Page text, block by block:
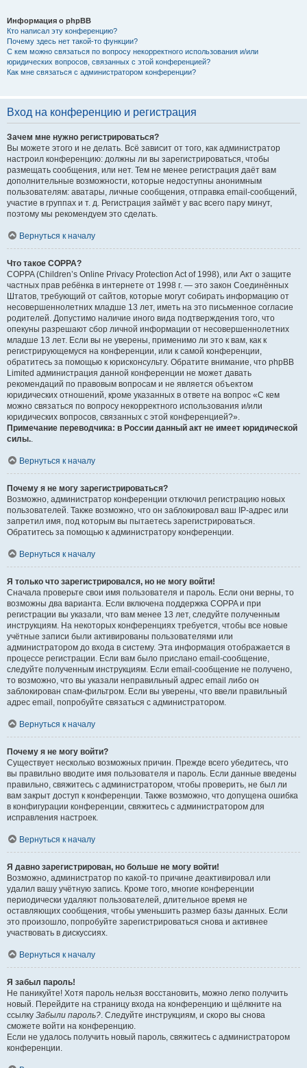
Информация о phpBB
Кто написал эту конференцию?
Почему здесь нет такой-то функции?
С кем можно связаться по вопросу некорректного использования и/или
юридических вопросов, связанных с этой конференцией?
Как мне связаться с администратором конференции?
Вход на конференцию и регистрация
Зачем мне нужно регистрироваться?
Вы можете этого и не делать. Всё зависит от того, как администратор
настроил конференцию: должны ли вы зарегистрироваться, чтобы
размещать сообщения, или нет. Тем не менее регистрация даёт вам
дополнительные возможности, которые недоступны анонимным
пользователям: аватары, личные сообщения, отправка email-сообщений,
участие в группах и т. д. Регистрация займёт у вас всего пару минут,
поэтому мы рекомендуем это сделать.
Вернуться к началу
Что такое COPPA?
COPPA (Children’s Online Privacy Protection Act of 1998), или Акт о защите
частных прав ребёнка в интернете от 1998 г. — это закон Соединённых
Штатов, требующий от сайтов, которые могут собирать информацию от
несовершеннолетних младше 13 лет, иметь на это письменное согласие
родителей. Допустимо наличие иного вида подтверждения того, что
опекуны разрешают сбор личной информации от несовершеннолетних
младше 13 лет. Если вы не уверены, применимо ли это к вам, как к
регистрирующемуся на конференции, или к самой конференции,
обратитесь за помощью к юрисконсульту. Обратите внимание, что phpBB
Limited администрация данной конференции не может давать
рекомендаций по правовым вопросам и не является объектом
юридических отношений, кроме указанных в ответе на вопрос «С кем
можно связаться по вопросу некорректного использования и/или
юридических вопросов, связанных с этой конференцией?».
Примечание переводчика: в России данный акт не имеет юридической
силы..
Вернуться к началу
Почему я не могу зарегистрироваться?
Возможно, администратор конференции отключил регистрацию новых
пользователей. Также возможно, что он заблокировал ваш IP-адрес или
запретил имя, под которым вы пытаетесь зарегистрироваться.
Обратитесь за помощью к администратору конференции.
Вернуться к началу
Я только что зарегистрировался, но не могу войти!
Сначала проверьте свои имя пользователя и пароль. Если они верны, то
возможны два варианта. Если включена поддержка COPPA и при
регистрации вы указали, что вам менее 13 лет, следуйте полученным
инструкциям. На некоторых конференциях требуется, чтобы все новые
учётные записи были активированы пользователями или
администратором до входа в систему. Эта информация отображается в
процессе регистрации. Если вам было прислано email-сообщение,
следуйте полученным инструкциям. Если email-сообщение не получено,
то возможно, что вы указали неправильный адрес email либо он
заблокирован спам-фильтром. Если вы уверены, что ввели правильный
адрес email, попробуйте связаться с администратором.
Вернуться к началу
Почему я не могу войти?
Существует несколько возможных причин. Прежде всего убедитесь, что
вы правильно вводите имя пользователя и пароль. Если данные введены
правильно, свяжитесь с администратором, чтобы проверить, не был ли
вам закрыт доступ к конференции. Также возможно, что допущена ошибка
в конфигурации конференции, свяжитесь с администратором для
исправления настроек.
Вернуться к началу
Я давно зарегистрирован, но больше не могу войти!
Возможно, администратор по какой-то причине деактивировал или
удалил вашу учётную запись. Кроме того, многие конференции
периодически удаляют пользователей, длительное время не
оставляющих сообщения, чтобы уменьшить размер базы данных. Если
это произошло, попробуйте зарегистрироваться снова и активнее
участвовать в дискуссиях.
Вернуться к началу
Я забыл пароль!
Не паникуйте! Хотя пароль нельзя восстановить, можно легко получить
новый. Перейдите на страницу входа на конференцию и щёлкните на
ссылку Забыли пароль?. Следуйте инструкциям, и скоро вы снова
сможете войти на конференцию.
Если не удалось получить новый пароль, свяжитесь с администратором
конференции.